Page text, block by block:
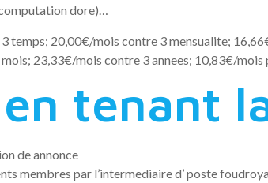
dore)…
temps; 20,00€/mois contre 3 mensualite;
23,33€/mois contre 3 annees; 10,83€/mois
tenant
de annonce
membres par l’intermediaire d’ poste